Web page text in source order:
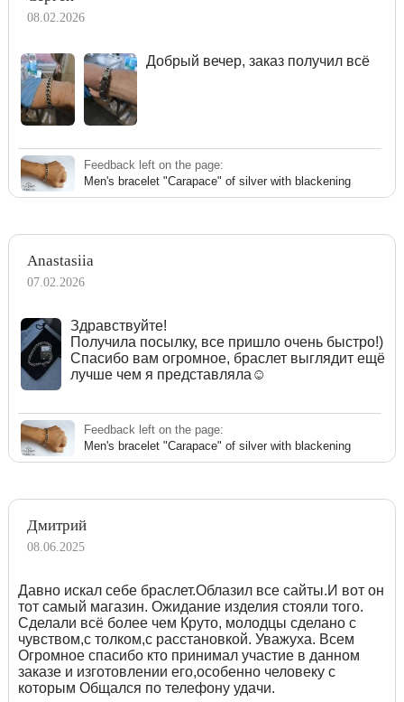
08.02.2026
Добрый вечер, заказ получил всё
Feedback left on the page:
Men's bracelet "Carapace" of silver with blackening
Anastasiia
07.02.2026
Здравствуйте!
Получила посылку, все пришло очень быстро!)
Спасибо вам огромное, браслет выглядит ещё
лучше чем я представляла☺️
Feedback left on the page:
Men's bracelet "Carapace" of silver with blackening
Дмитрий
08.06.2025
Давно искал себе браслет.Облазил все сайты.И вот он
тот самый магазин. Ожидание изделия стояли того.
Сделали всё более чем Круто, молодцы сделано с
чувством,с толком,с расстановкой. Уважуха. Всем
Огромное спасибо кто принимал участие в данном
заказе и изготовлении его,особенно человеку с
которым Общался по телефону удачи.